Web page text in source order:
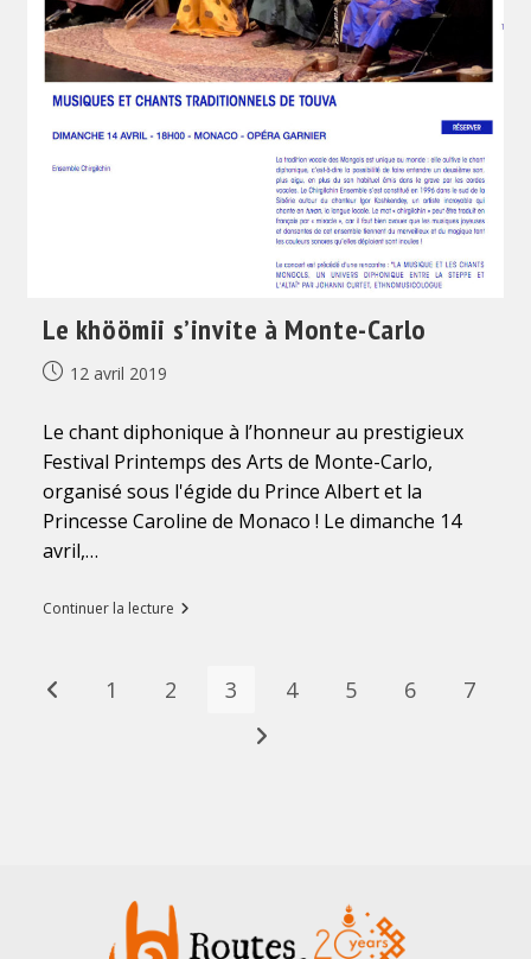
Le khöömii s’invite à Monte-Carlo
Publication
12 avril 2019
Le chant diphonique à l’honneur au prestigieux
Festival Printemps des Arts de Monte-Carlo,
organisé sous l'égide du Prince Albert et la
Princesse Caroline de Monaco ! Le dimanche 14
avril,…
Continuer la lectureLe
Monte-
Carlo
Go to the previous page
1 2 3 4 5 6 7
Aller à la page suivante